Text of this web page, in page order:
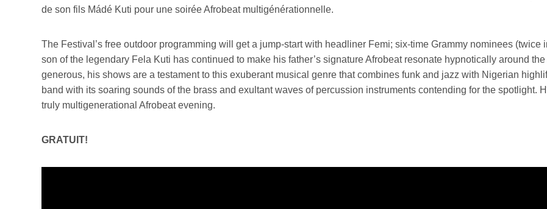
de son fils Mádé Kuti pour une soirée Afrobeat multigénérationnelle.
The Festival’s free outdoor programming will get a jump-start with headliner Femi; six-time Grammy nominees
son of the legendary Fela Kuti has continued to make his father’s signature Afrobeat resonate hypnotically around
generous, his shows are a testament to this exuberant musical genre that combines funk and jazz with Nigerian
band with its soaring sounds of the brass and exultant waves of percussion instruments contending for the spotlight.
truly multigenerational Afrobeat evening.
GRATUIT!